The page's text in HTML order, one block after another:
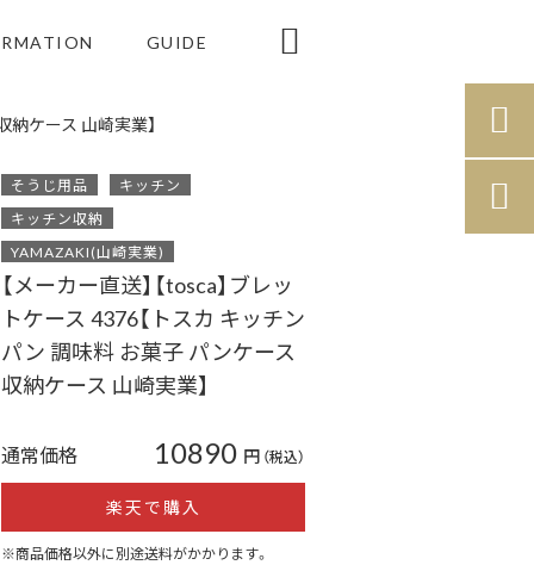
GUIDE 
納ケース 山崎実業】
そうじ用品
キッチン
キッチン収納
YAMAZAKI(山崎実業)
【メーカー直送】【tosca】ブレッ
トケース 4376【トスカ キッチン
パン 調味料 お菓子 パンケース
収納ケース 山崎実業】
通常価格 10890 円 （税込）
楽天で購入
※商品価格以外に別途送料がかかります。

